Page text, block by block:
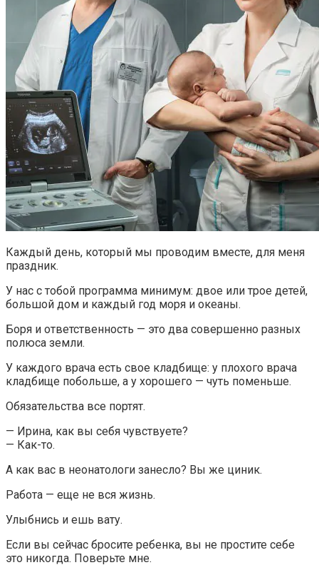
Каждый день, который мы проводим вместе, для меня
праздник.
У нас с тобой программа минимум: двое или трое детей,
большой дом и каждый год моря и океаны.
Боря и ответственность — это два совершенно разных
полюса земли.
У каждого врача есть свое кладбище: у плохого врача
кладбище побольше, а у хорошего — чуть поменьше.
Обязательства все портят.
— Ирина, как вы себя чувствуете?
— Как-то.
А как вас в неонатологи занесло? Вы же циник.
Работа — еще не вся жизнь.
Улыбнись и ешь вату.
Если вы сейчас бросите ребенка, вы не простите себе
это никогда. Поверьте мне.